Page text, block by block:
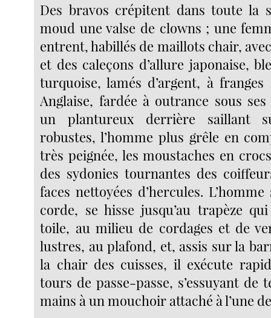
Des bravos crépitent dans toute la
moud une valse de clowns ; une
entrent, habillés de maillots chair,
et des caleçons d’allure japonaise,
turquoise, lamés d’argent, à
Anglaise, fardée à outrance sous
un plantureux derrière saillant
robustes, l’homme plus grêle en
très peignée, les moustaches en
des sydonies tournantes des
faces nettoyées d’hercules.
corde, se hisse jusqu’au trapèze
toile, au milieu de cordages et de
lustres, au plafond, et, assis sur la
la chair des cuisses, il exécute
tours de passe-passe, s’essuyant de
mains à un mouchoir attaché à l’une